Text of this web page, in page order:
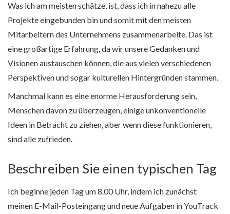
Was ich am meisten schätze, ist, dass ich in nahezu alle
Projekte eingebunden bin und somit mit den meisten
Mitarbeitern des Unternehmens zusammenarbeite. Das ist
eine großartige Erfahrung, da wir unsere Gedanken und
Visionen austauschen können, die aus vielen verschiedenen
Perspektiven und sogar kulturellen Hintergründen stammen.
Manchmal kann es eine enorme Herausforderung sein,
Menschen davon zu überzeugen, einige unkonventionelle
Ideen in Betracht zu ziehen, aber wenn diese funktionieren,
sind alle zufrieden.
Beschreiben Sie einen typischen Tag
Ich beginne jeden Tag um 8.00 Uhr, indem ich zunächst
meinen E-Mail-Posteingang und neue Aufgaben in YouTrack